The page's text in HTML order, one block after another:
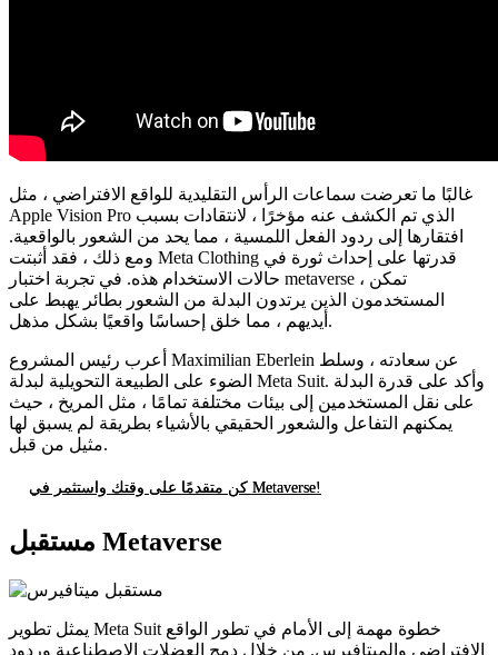
غالبًا ما تعرضت سماعات الرأس التقليدية للواقع الافتراضي ، مثل
Apple Vision Pro الذي تم الكشف عنه مؤخرًا ، لانتقادات بسبب
افتقارها إلى ردود الفعل اللمسية ، مما يحد من الشعور بالواقعية.
ومع ذلك ، فقد أثبتت Meta Clothing قدرتها على إحداث ثورة في
حالات الاستخدام هذه. في تجربة اختبار metaverse ، تمكن
المستخدمون الذين يرتدون البدلة من الشعور بطائر يهبط على
أيديهم ، مما خلق إحساسًا واقعيًا بشكل مذهل.
أعرب رئيس المشروع Maximilian Eberlein عن سعادته ، وسلط
الضوء على الطبيعة التحويلية لبدلة Meta Suit. وأكد على قدرة البدلة
على نقل المستخدمين إلى بيئات مختلفة تمامًا ، مثل المريخ ، حيث
يمكنهم التفاعل والشعور الحقيقي بالأشياء بطريقة لم يسبق لها
مثيل من قبل.
كن متقدمًا على وقتك واستثمر في Metaverse!
مستقبل Metaverse
يمثل تطوير Meta Suit خطوة مهمة إلى الأمام في تطور الواقع
الافتراضي والميتافيرس. من خلال دمج العضلات الاصطناعية وردود